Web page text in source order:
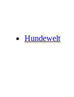
Hundewelt